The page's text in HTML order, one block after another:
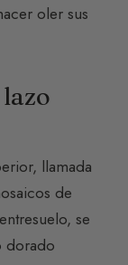
oler sus
llamada
de
se
dorado